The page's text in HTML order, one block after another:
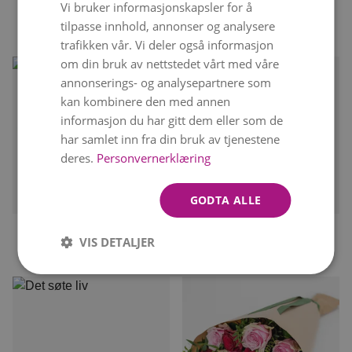
SOMMERENG
Frakr 449
Frakr 399
FAVORITTEN
Kan leveres 10. august
ENGLISH
Vi bruker informasjonskapsler for å
tilpasse innhold, annonser og analysere
trafikken vår. Vi deler også informasjon
om din bruk av nettstedet vårt med våre
annonserings- og analysepartnere som
kan kombinere den med annen
informasjon du har gitt dem eller som de
har samlet inn fra din bruk av tjenestene
deres. Personvernerklæring
GODTA ALLE
VIS DETALJER